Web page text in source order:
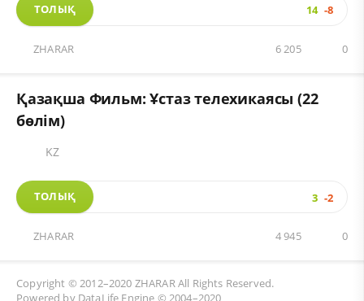
ТОЛЫҚ 14 -8
ZHARAR 0
6 205
Қазақша Фильм: Ұстаз телехикаясы (22
бөлім)
KZ
ТОЛЫҚ 3 -2
ZHARAR 0
4 945
Copyright © 2012–2020 ZHARARAll Rights Reserved.